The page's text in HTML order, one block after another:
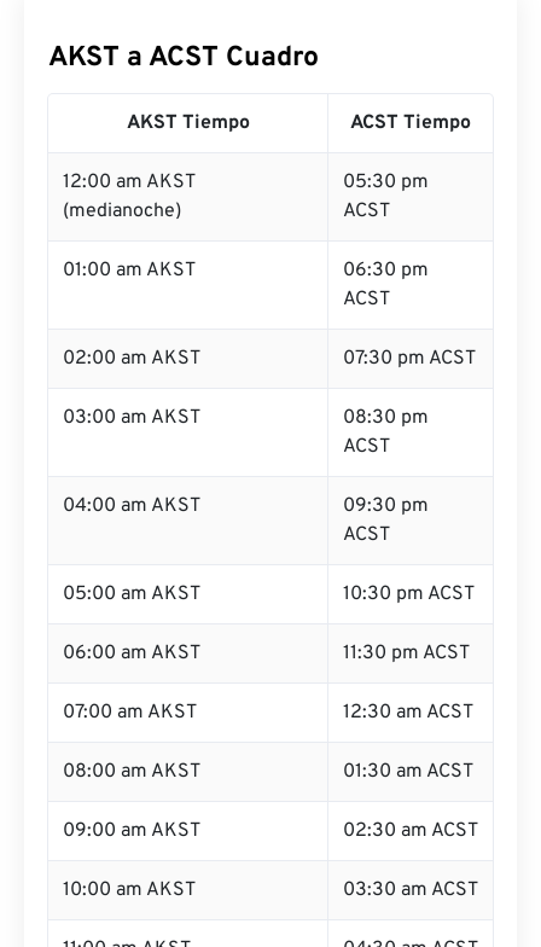
AKST a ACST Cuadro
AKST Tiempo ACST Tiempo
12:00 am AKST
(medianoche)
05:30 pm
ACST
01:00 am AKST
06:30 pm
ACST
02:00 am AKST 07:30 pm ACST
03:00 am AKST
08:30 pm
ACST
04:00 am AKST
09:30 pm
ACST
05:00 am AKST 10:30 pm ACST
06:00 am AKST 11:30 pm ACST
07:00 am AKST 12:30 am ACST
08:00 am AKST 01:30 am ACST
09:00 am AKST 02:30 am ACST
10:00 am AKST 03:30 am ACST